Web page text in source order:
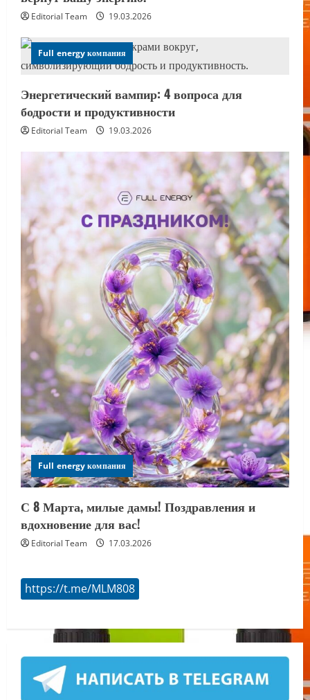
Editorial Team 19.03.2026
Full energy компания
Энергетический вампир: 4 вопроса для
бодрости и продуктивности
Editorial Team 19.03.2026
Full energy компания
С 8 Марта, милые дамы! Поздравления и
вдохновение для вас!
Editorial Team 17.03.2026
https://t.me/MLM808